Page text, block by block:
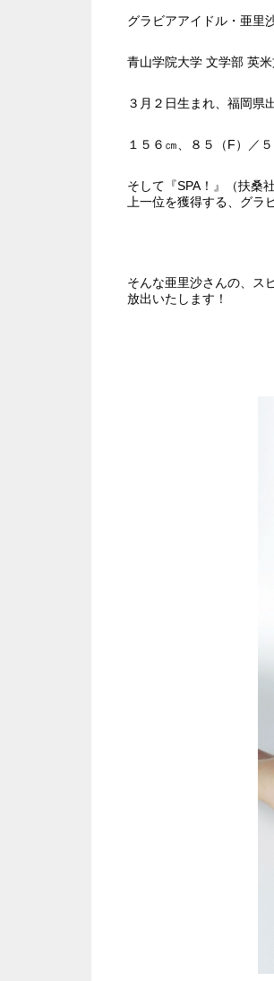
グラビアアイドル・亜里
青山学院大学 文学部 英米
３月２日生まれ、福岡県
１５６㎝、８５（F）／
そして『SPA！』（扶桑
上一位を獲得する、グラ
そんな亜里沙さんの、ス
放出いたします！